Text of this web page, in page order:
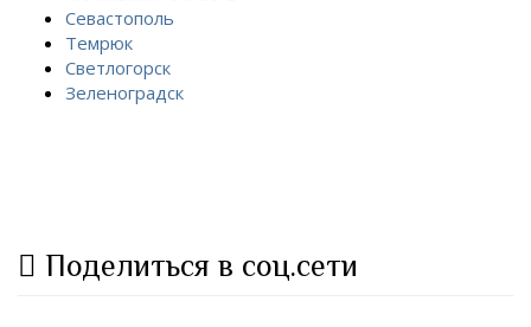
Севастополь
Темрюк
Светлогорск
Зеленоградск
Поделиться в соц.сети